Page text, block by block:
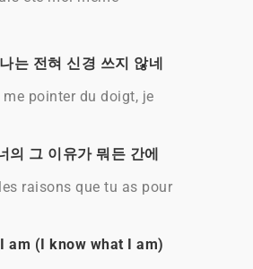
는 전혀 신경 쓰지 않네
pointer du doigt, je
의 그 이유가 뭐든 간에
raisons que tu as pour
am (I know what I am)